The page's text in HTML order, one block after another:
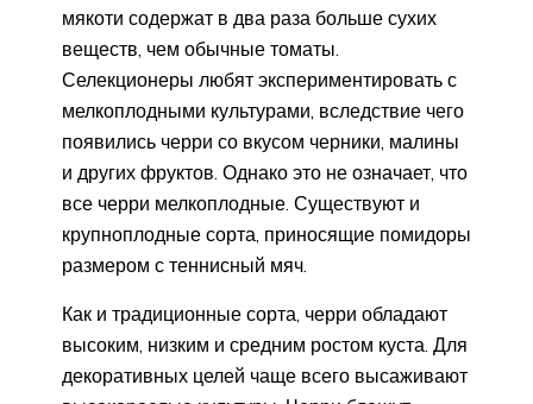
мякоти содержат в два раза больше сухих
веществ, чем обычные томаты.
Селекционеры любят экспериментировать с
мелкоплодными культурами, вследствие чего
появились черри со вкусом черники, малины
и других фруктов. Однако это не означает, что
все черри мелкоплодные. Существуют и
крупноплодные сорта, приносящие помидоры
размером с теннисный мяч.
Как и традиционные сорта, черри обладают
высоким, низким и средним ростом куста. Для
декоративных целей чаще всего высаживают